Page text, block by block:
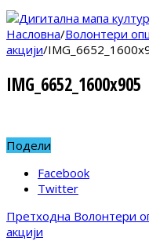
Насловна/Волонтери
акцији/
IMG_6652_1600x905
Подели
Facebook
Twitter
Претходна Волонтери
акцији